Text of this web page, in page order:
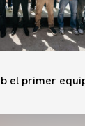
el primer